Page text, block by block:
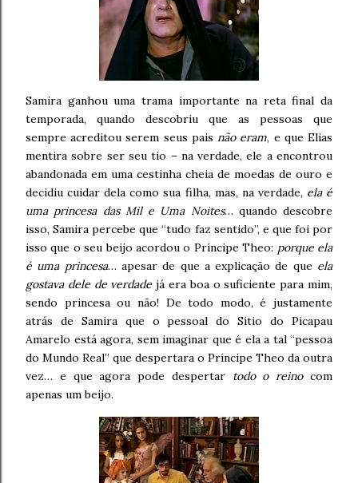
Samira ganhou uma trama importante na reta final da
temporada, quando descobriu que as pessoas que
sempre acreditou serem seus paisnão eram, e que Elias
mentira sobre ser seu tio – na verdade, ele a encontrou
abandonada em uma cestinha cheia de moedas de ouro e
decidiu cuidar dela como sua filha, mas, na verdade, ela é
uma princesa das Mil e Uma Noites… quando descobre
isso, Samira percebe que “tudo faz sentido”, e que foi por
isso que o seu beijo acordou o Príncipe Theo: porque ela
é uma princesa… apesar de que a explicação de que ela
gostava dele de verdadejá era boa o suficiente para mim,
sendo princesa ou não! De todo modo, é justamente
atrás de Samira que o pessoal do Sítio do Picapau
Amarelo está agora, sem imaginar que é ela a tal “pessoa
do Mundo Real” que despertara o Príncipe Theo da outra
vez… e que agora pode despertar todo o reinocom
apenas um beijo.